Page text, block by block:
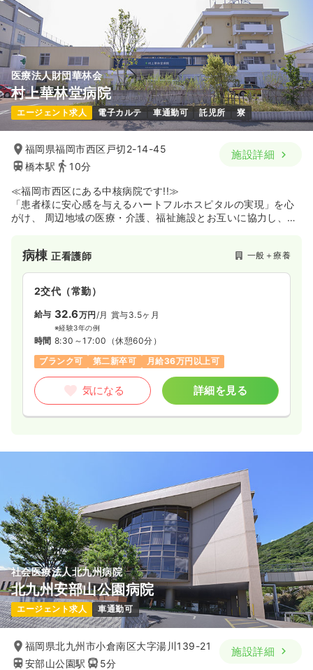
医療法人財団華林会
村上華林堂病院
エージェント求人 電子カルテ 車通勤可 託児所 寮
福岡県福岡市西区戸切2-14-45
橋本駅
10分
施設詳細
≪福岡市西区にある中核病院です!!≫
「患者様に安心感を与えるハートフルホスピタルの実現」を心
がけ、 周辺地域の医療・介護、福祉施設とお互いに協力し、生
です。
病棟正看護師 一般＋療養
2交代（常勤）
給与 32.6万円/月 賞与3.5ヶ月
※経験3年の例
時間 8:30～17:00 （休憩60分）
ブランク可
第二新卒可 月給36万円以上可
気になる 詳細を見る
社会医療法人北九州病院
北九州安部山公園病院
エージェント求人 車通勤可
福岡県北九州市小倉南区大字湯川139-21
安部山公園駅
5分
施設詳細